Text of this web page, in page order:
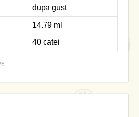
dupa gust
14.79 ml
40 catei